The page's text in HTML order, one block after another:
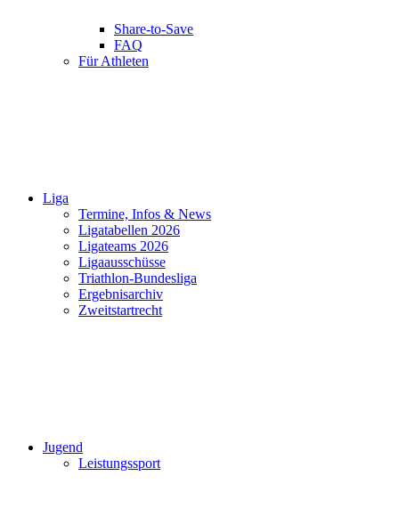
Share-to-Save
FAQ
Für Athleten
Liga
Termine, Infos & News
Ligatabellen 2026
Ligateams 2026
Ligaausschüsse
Triathlon-Bundesliga
Ergebnisarchiv
Zweitstartrecht
Jugend
Leistungssport